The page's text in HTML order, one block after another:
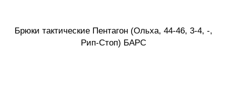
Брюки тактические Пентагон (Ольха, 44-46, 3-4, -,
Рип-Стоп) БАРС